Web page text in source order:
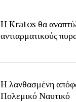
H Kratos θα
αντιαρματικούς
Η λανθασμένη
Πολεμικό Ναυτικό